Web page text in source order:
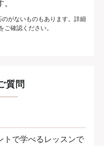
がないものもあります。詳細
ご確認ください。
質問
トで学べるレッスンで